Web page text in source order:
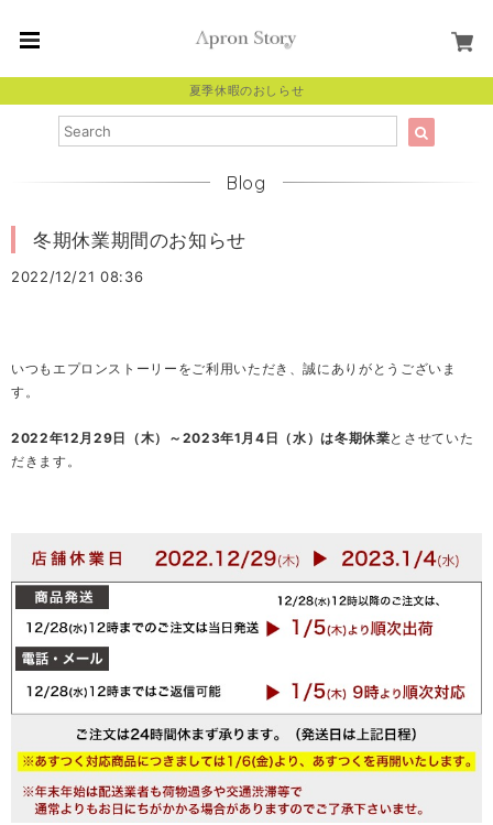
夏季休暇のおしらせ
Blog
冬期休業期間のお知らせ
2022/12/21 08:36
いつもエプロンストーリーをご利用いただき、誠にありがとうございま
す。
2022年12月29日（木）～2023年1月4日（水）は冬期休業とさせていた
だきます。